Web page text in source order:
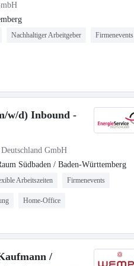
Nachhaltiger Arbeitgeber Firmenevents
w/d) Inbound -
GmbH
Südbaden / Baden-Württemberg
Arbeitszeiten Firmenevents
Home-Office
/